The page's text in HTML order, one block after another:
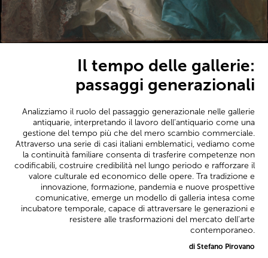
Il tempo delle gallerie:
passaggi generazionali
Analizziamo il ruolo del passaggio generazionale nelle gallerie
antiquarie, interpretando il lavoro dell’antiquario come una
gestione del tempo più che del mero scambio commerciale.
Attraverso una serie di casi italiani emblematici, vediamo come
la continuità familiare consenta di trasferire competenze non
codificabili, costruire credibilità nel lungo periodo e rafforzare il
valore culturale ed economico delle opere. Tra tradizione e
innovazione, formazione, pandemia e nuove prospettive
comunicative, emerge un modello di galleria intesa come
incubatore temporale, capace di attraversare le generazioni e
resistere alle trasformazioni del mercato dell’arte
contemporaneo.
di Stefano Pirovano